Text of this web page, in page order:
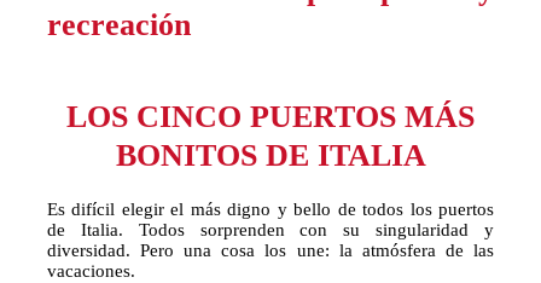
LOS CINCO PUERTOS MÁS
BONITOS DE ITALIA
Es difícil elegir el más digno y bello de todos los puertos
de Italia. Todos sorprenden con su singularidad y
diversidad. Pero una cosa los une: la atmósfera de las
vacaciones.